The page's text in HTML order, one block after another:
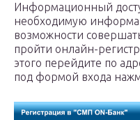
Информационный
необходимую
возможности
пройти онлайн-
этого перейдите по
под формой входа